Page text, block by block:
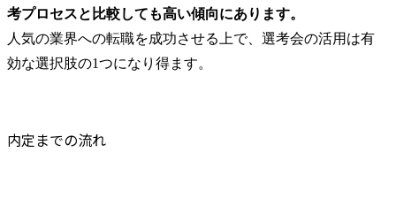
ジェクト計画立案に加えて仮想プロジェクトデリバリーなど
の模擬プロジェクトを実施します。) ・フォローアップ研修:
入社後2～3か月後の振り返り、スムーズなオンボーディング
に向けたサポートを行います。 ・アドホック研修: 必要な知
ど) ・階層別研修: 新職位(マネージャー)へのプロモーション
考プロセスと比較しても高い傾向にあります。
人気の業界への転職を成功させる上で、選考会の活用は有
効な選択肢の1つになり得ます。
内定までの流れ